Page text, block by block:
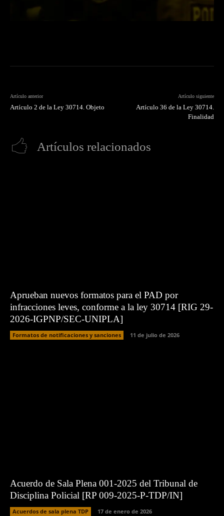
Artículo anterior
Artículo 2 de la Ley 30714. Objeto
Artículo siguiente
Artículo 36 de la Ley 30714.
Finalidad
Artículos relacionados
Aprueban nuevos formatos para el PAD por
infracciones leves, conforme a la ley 30714 [RIG 29-
2026-IGPNP/SEC-UNIPLA]
Formatos de notificaciones y sanciones 11 de julio de 2026
Acuerdo de Sala Plena 001-2025 del Tribunal de
Disciplina Policial [RP 009-2025-P-TDP/IN]
Acuerdos de sala plena TDP 17 de enero de 2026